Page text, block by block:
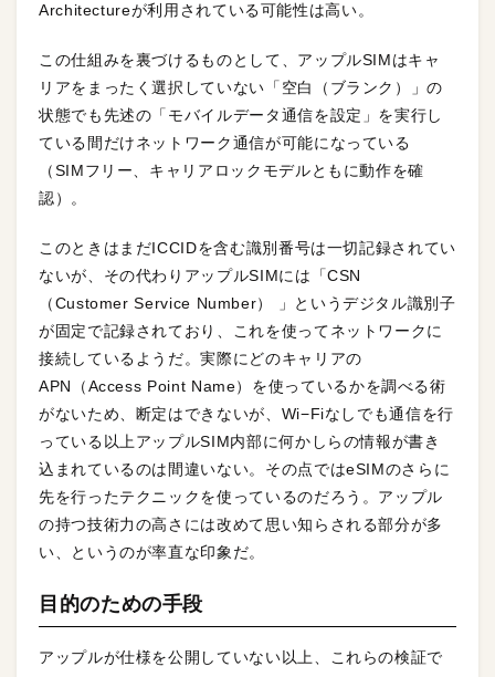
Architectureが利用されている可能性は高い。
この仕組みを裏づけるものとして、アップルSIMはキャ
リアをまったく選択していない「空白（ブランク）」の
状態でも先述の「モバイルデータ通信を設定」を実行し
ている間だけネットワーク通信が可能になっている
（SIMフリー、キャリアロックモデルともに動作を確
認）。
このときはまだICCIDを含む識別番号は一切記録されてい
ないが、その代わりアップルSIMには「CSN
（Customer Service Number） 」というデジタル識別子
が固定で記録されており、これを使ってネットワークに
接続しているようだ。実際にどのキャリアの
APN（Access Point Name）を使っているかを調べる術
がないため、断定はできないが、Wi−Fiなしでも通信を行
っている以上アップルSIM内部に何かしらの情報が書き
込まれているのは間違いない。その点ではeSIMのさらに
先を行ったテクニックを使っているのだろう。アップル
の持つ技術力の高さには改めて思い知らされる部分が多
い、というのが率直な印象だ。
目的のための手段
アップルが仕様を公開していない以上、これらの検証で